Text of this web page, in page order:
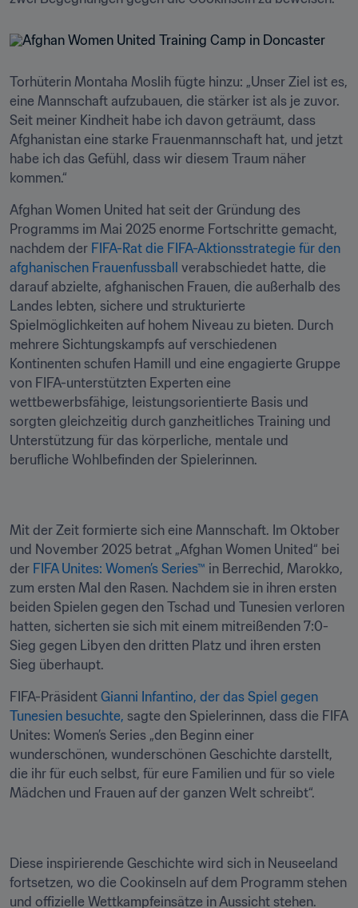
Torhüterin Montaha Moslih fügte hinzu: „Unser Ziel ist es,
eine Mannschaft aufzubauen, die stärker ist als je zuvor.
Seit meiner Kindheit habe ich davon geträumt, dass
Afghanistan eine starke Frauenmannschaft hat, und jetzt
habe ich das Gefühl, dass wir diesem Traum näher
kommen.“
Afghan Women United hat seit der Gründung des
Programms im Mai 2025 enorme Fortschritte gemacht,
nachdem der FIFA-Rat die FIFA-Aktionsstrategie für den
afghanischen Frauenfussball verabschiedet hatte, die
darauf abzielte, afghanischen Frauen, die außerhalb des
Landes lebten, sichere und strukturierte
Spielmöglichkeiten auf hohem Niveau zu bieten. Durch
mehrere Sichtungskampfs auf verschiedenen
Kontinenten schufen Hamill und eine engagierte Gruppe
von FIFA-unterstützten Experten eine
wettbewerbsfähige, leistungsorientierte Basis und
sorgten gleichzeitig durch ganzheitliches Training und
Unterstützung für das körperliche, mentale und
berufliche Wohlbefinden der Spielerinnen.
Mit der Zeit formierte sich eine Mannschaft. Im Oktober
und November 2025 betrat „Afghan Women United“ bei
der FIFA Unites: Women’s Series™ in Berrechid, Marokko,
zum ersten Mal den Rasen. Nachdem sie in ihren ersten
beiden Spielen gegen den Tschad und Tunesien verloren
hatten, sicherten sie sich mit einem mitreißenden 7:0-
Sieg gegen Libyen den dritten Platz und ihren ersten
Sieg überhaupt.
FIFA-Präsident Gianni Infantino, der das Spiel gegen
Tunesien besuchte, sagte den Spielerinnen, dass die FIFA
Unites: Women’s Series „den Beginn einer
wunderschönen, wunderschönen Geschichte darstellt,
die ihr für euch selbst, für eure Familien und für so viele
Mädchen und Frauen auf der ganzen Welt schreibt“.
Diese inspirierende Geschichte wird sich in Neuseeland
fortsetzen, wo die Cookinseln auf dem Programm stehen
und offizielle Wettkampfeinsätze in Aussicht stehen.